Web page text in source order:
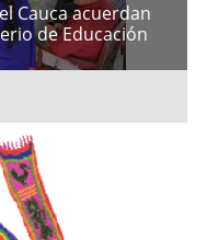
Cauca acuerdan
de Educación